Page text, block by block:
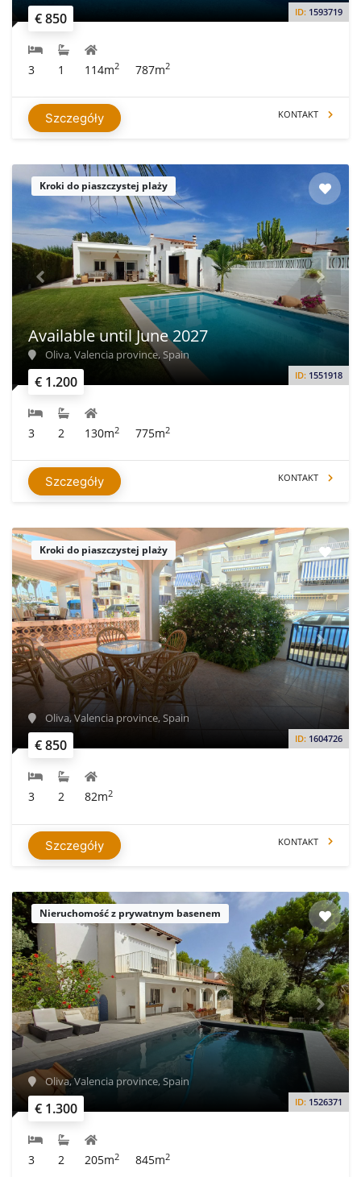
€ 850 ID: 1593719
3 1 114m2 787m2
Szczegóły KONTAKT
Kroki do piaszczystej plaży
€ 1.200 ID: 1551918
Available until June 2027
Oliva, Valencia province, Spain
3 2 130m2 775m2
Szczegóły KONTAKT
Kroki do piaszczystej plaży
€ 850 ID: 1604726
Oliva, Valencia province, Spain
3 2 82m2
Szczegóły KONTAKT
Nieruchomość z prywatnym basenem
€ 1.300 ID: 1526371
Oliva, Valencia province, Spain
3 2 205m2 845m2